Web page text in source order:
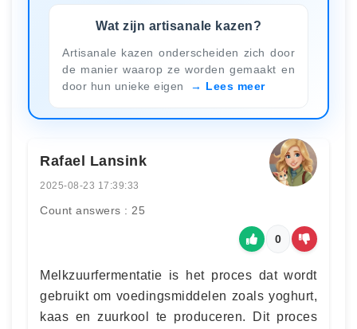
Wat zijn artisanale kazen?
Artisanale kazen onderscheiden zich door
de manier waarop ze worden gemaakt en
door hun unieke eigen
Lees meer
Rafael Lansink
2025-08-23 17:39:33
Count answers : 25
0
Melkzuurfermentatie is het proces dat wordt
gebruikt om voedingsmiddelen zoals yoghurt,
kaas en zuurkool te produceren. Dit proces